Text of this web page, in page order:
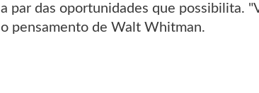
a par das oportunidades que possibilita.
o pensamento de Walt Whitman.